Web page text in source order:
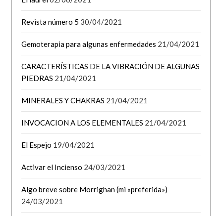
Revista número 5 30/04/2021
Gemoterapia para algunas enfermedades 21/04/2021
CARACTERÍSTICAS DE LA VIBRACIÓN DE ALGUNAS
PIEDRAS 21/04/2021
MINERALES Y CHAKRAS 21/04/2021
INVOCACION A LOS ELEMENTALES 21/04/2021
El Espejo 19/04/2021
Activar el Incienso 24/03/2021
Algo breve sobre Morrighan (mi «preferida»)
24/03/2021